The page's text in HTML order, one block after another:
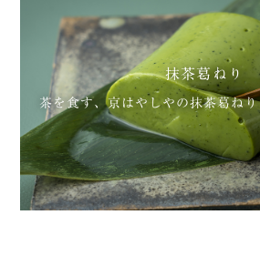
抹茶葛ねり
茶を食す、京はやしやの抹茶葛ねり